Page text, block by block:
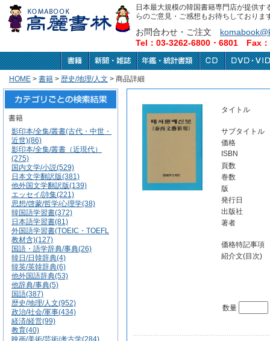
日本最大規模の韓国書籍専門店が提供
らのご意見・ご感想もお待ちしておりま
お問合わせ・ご注文
Tel：03-3262-6800・6801 Fax
HOME > 書籍 > 歴史/地理/人文 > 商品詳細
書籍
影印本/全集/叢書(古代・中世・
近世)(86)
影印本/全集/叢書（近現代）
(275)
国内文学/小説(529)
日本文学翻訳版(381)
他外国文学翻訳版(139)
エッセイ/詩集(221)
思想/啓蒙/哲学/心理学(38)
韓国語学習書(372)
日本語学習書(81)
外国語学習書(TOEIC・TOEFL
教材含)(127)
国語・語学辞典/事典(26)
韓日/日韓辞典(4)
韓英/英韓辞典(6)
他外国語辞典(53)
他辞典/事典(5)
国語(387)
歴史/地理/人文(952)
政治/社会/軍事(434)
経済/経営(99)
教育(40)
映画/美術/芸術/考古学(284)
タイトル
サブタイトル
価格
ISBN
頁数
巻数
版
発行日
出版社
著者
価格特記事項
紹介文(目次)
数量